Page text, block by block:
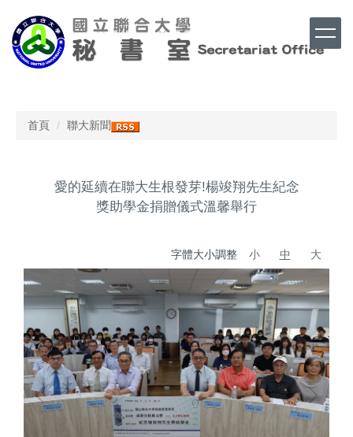
到
主
要
首頁 聯大新聞
愛的延續在聯大生根發芽!楊竣翔先生紀念
獎助學金捐贈儀式溫馨舉行
字體大小調整 小 中 大